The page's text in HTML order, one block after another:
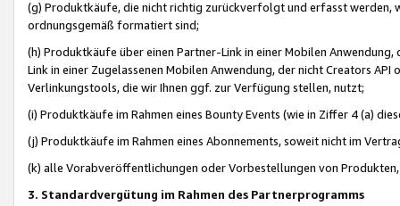
(g) Produktkäufe, die nicht richtig zurückverfolgt und erfasst werden,
ordnungsgemäß formatiert sind;
(h) Produktkäufe über einen Partner-Link in einer Mobilen
Link in einer Zugelassenen Mobilen Anwendung, der nicht Creators
Verlinkungstools, die wir Ihnen ggf. zur Verfügung stellen, nutzt;
(i) Produktkäufe im Rahmen eines Bounty Events (wie in Ziffer 4 (a)
(j) Produktkäufe im Rahmen eines Abonnements, soweit nicht im
(k) alle Vorabveröffentlichungen oder Vorbestellungen von
3. Standardvergütung im Rahmen des Partnerprogramms